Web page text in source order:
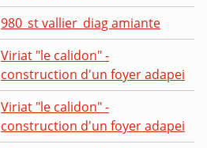
980_st vallier_diag amiante
Viriat "le calidon" -
construction d'un foyer adapei
Viriat "le calidon" -
construction d'un foyer adapei